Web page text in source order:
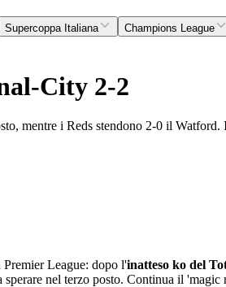
Supercoppa Italiana Champions League
City 2-2
mentre i Reds stendono 2-0 il
League: dopo l'inatteso ko del
sperare nel terzo posto. Continua il